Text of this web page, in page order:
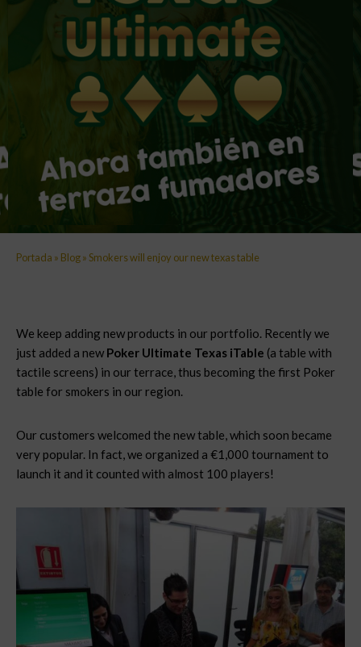
Portada » Blog»Smokers will enjoy our new texas table
We keep adding new products in our portfolio. Recently we
just added a new Poker Ultimate Texas iTable (a table with
tactile screens) in our terrace, thus becoming the first Poker
table for smokers in our region.
Our customers welcomed the new table, which soon became
very popular. In fact, we organized a €1,000 tournament to
launch it and it counted with almost 100 players!